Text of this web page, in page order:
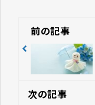
前の記事
次の記事